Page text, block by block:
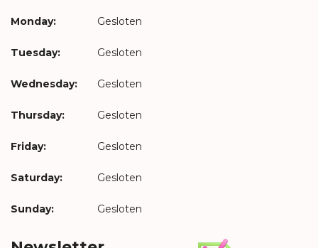
Monday: Gesloten
Tuesday: Gesloten
Wednesday: Gesloten
Thursday: Gesloten
Friday: Gesloten
Saturday: Gesloten
Sunday: Gesloten